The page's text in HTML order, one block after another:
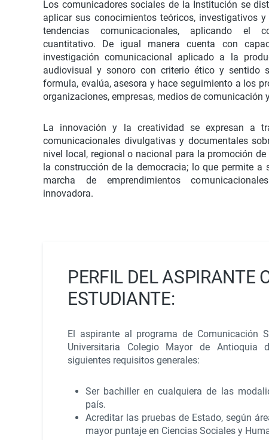
Los comunicadores sociales de la Institución se
aplicar sus conocimientos teóricos, investigativos
tendencias comunicacionales, aplicando el
cuantitativo. De igual manera cuenta con
investigación comunicacional aplicado a la
audiovisual y sonoro con criterio ético y sentido
formula, evalúa, asesora y hace seguimiento a los
organizaciones, empresas, medios de comunicación
La innovación y la creatividad se expresan a
comunicacionales divulgativas y documentales
nivel local, regional o nacional para la promoción
la construcción de la democracia; lo que permite a
marcha de emprendimientos
innovadora.
PERFIL DEL ASPIRANTE
ESTUDIANTE:
El aspirante al programa de Comunicación
Universitaria Colegio Mayor de Antioquia
siguientes requisitos generales:
Ser bachiller en cualquiera de las
país.
Acreditar las pruebas de Estado, según
mayor puntaje en Ciencias Sociales y